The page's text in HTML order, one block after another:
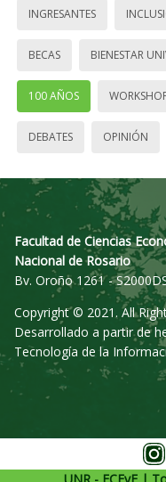
INGRESANTES
BECAS BIENESTAR
100 AÑOS
DEBATES OPINIÓN
Facultad de Ciencias
Nacional de Rosario
Bv. Oroño 1261 -
Copyright © 2021. All
Desarrollado a partir de
Tecnología de la